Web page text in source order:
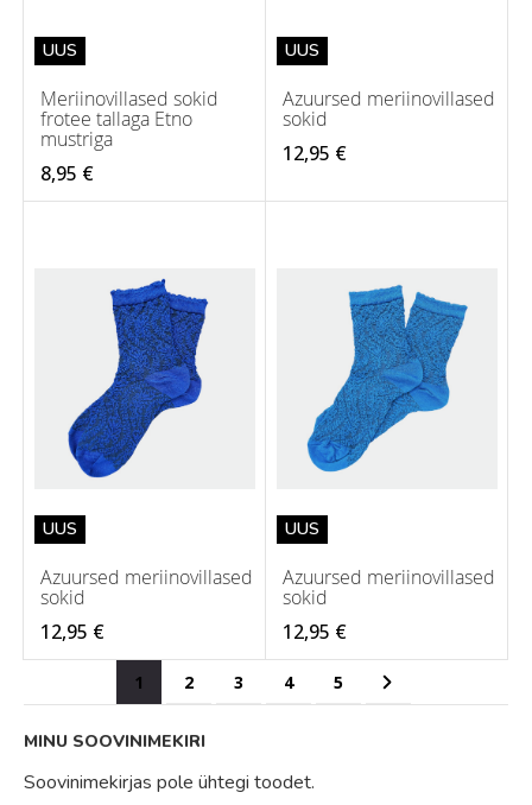
UUS
Meriinovillased sokid
frotee tallaga Etno
mustriga
8,95 €
UUS
Azuursed meriinovillased
sokid
12,95 €
UUS
Azuursed meriinovillased
sokid
12,95 €
UUS
Azuursed meriinovillased
sokid
12,95 €
You're currently reading page
1 Page
2 Page
3 Page
4 Page
5 Page
Järgmine
MINU SOOVINIMEKIRI
Soovinimekirjas pole ühtegi toodet.